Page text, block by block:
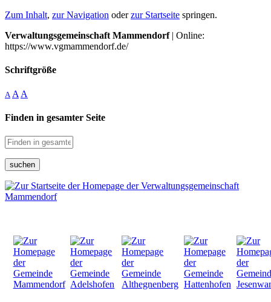
Zum Inhalt, zur Navigation oderzur Startseite springen.
Verwaltungsgemeinschaft Mammendorf| Online:
https://www.vgmammendorf.de/
Schriftgröße
A A A
Finden in gesamter Seite
suchen